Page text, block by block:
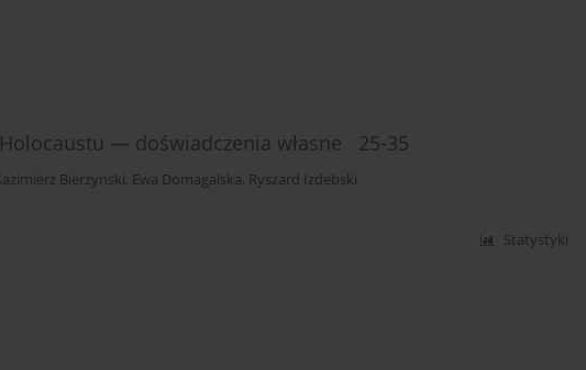
— doświadczenia własne 25-35
Bierzynski, Ewa Domagalska, Ryszard Izdebski
Statystyki